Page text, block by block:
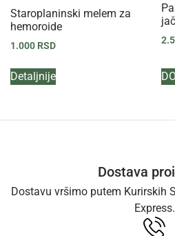
Staroplaninski melem za
hemoroide
1.000 RSD
Detaljnije
Dostava
Dostavu vršimo putem Kurirskih
Express.